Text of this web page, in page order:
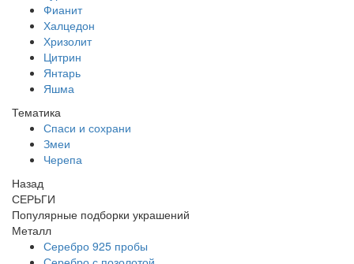
Фианит
Халцедон
Хризолит
Цитрин
Янтарь
Яшма
Тематика
Спаси и сохрани
Змеи
Черепа
Назад
СЕРЬГИ
Популярные подборки украшений
Металл
Серебро 925 пробы